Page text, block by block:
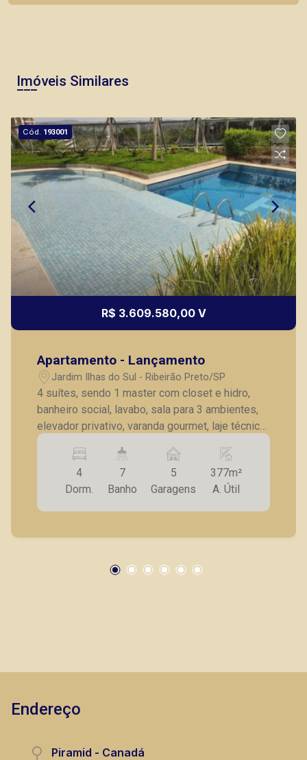
Imóveis Similares
Cód. 193001
R$ 3.609.580,00 V
Apartamento - Lançamento
Jardim Ilhas do Sul - Ribeirão Preto/SP
4 suítes, sendo 1 master com closet e hidro,
banheiro social, lavabo, sala para 3 ambientes,
elevador privativo, varanda gourmet, laje técnica,
cozinha americana, lavanderia, suíte para
empregada, despensa, janelas automatizadas, 5
vagas de garagem cobertas. Status: Em obras,
entrega prevista para Setembro de 2022.
4
Dorm.
7
Banho
5
Garagens
377m²
A. Útil
Endereço
Piramid - Canadá